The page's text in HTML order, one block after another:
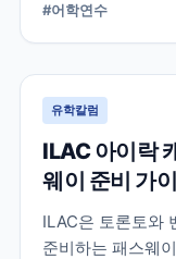
해야 할 주요 특
#어학연수
유학칼럼
ILAC 아이락
웨이 준비 가
ILAC은 토론토와
준비하는 패스웨